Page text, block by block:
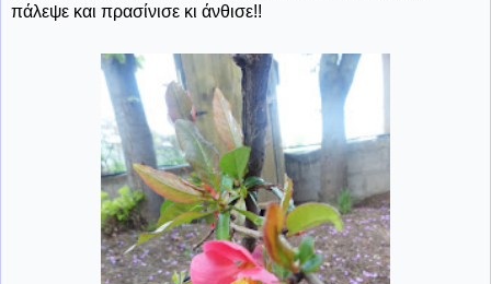
πάλεψε και πρασίνισε κι άνθισε!!